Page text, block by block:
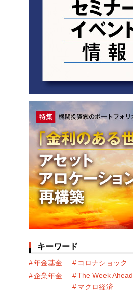
キーワード
年金基金 コロナショック
企業年金
The Week Ahead
マクロ経済